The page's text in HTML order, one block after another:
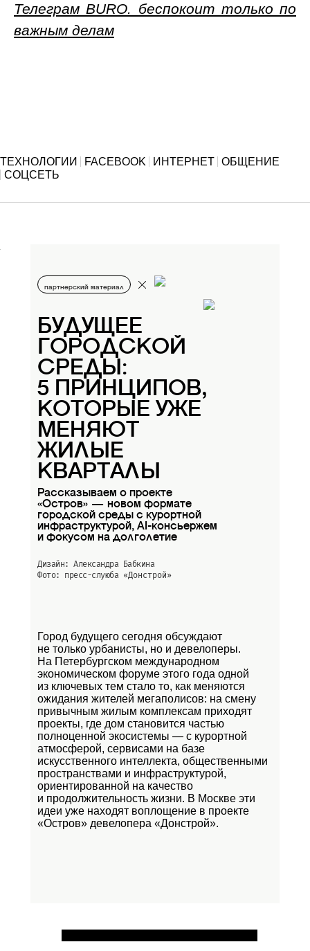
Телеграм BURO. беспокоит только по
важным делам
ТЕХНОЛОГИИ FACEBOOK ИНТЕРНЕТ ОБЩЕНИЕ
СОЦСЕТЬ
партнерский материал
БУДУЩЕЕ
ГОРОДСКОЙ
СРЕДЫ:
5 ПРИНЦИПОВ,
КОТОРЫЕ УЖЕ
МЕНЯЮТ
ЖИЛЫЕ
КВАРТАЛЫ
Рассказываем о проекте
«Остров» — новом формате
городской среды с курортной
инфраструктурой, AI-консьержем
и фокусом на долголетие
Дизайн: Александра Бабкина
Фото: пресс-слуюба «Донстрой»
Город будущего сегодня обсуждают
не только урбанисты, но и девелоперы.
На Петербургском международном
экономическом форуме этого года одной
из ключевых тем стало то, как меняются
ожидания жителей мегаполисов: на смену
привычным жилым комплексам приходят
проекты, где дом становится частью
полноценной экосистемы — с курортной
атмосферой, сервисами на базе
искусственного интеллекта, общественными
пространствами и инфраструктурой,
ориентированной на качество
и продолжительность жизни. В Москве эти
идеи уже находят воплощение в проекте
«Остров» девелопера «Донстрой».